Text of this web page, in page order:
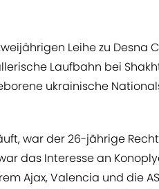
Leihe zu Desna
Laufbahn bei
ukrainische
war der 26-jährige
das Interesse an
Ajax, Valencia und die